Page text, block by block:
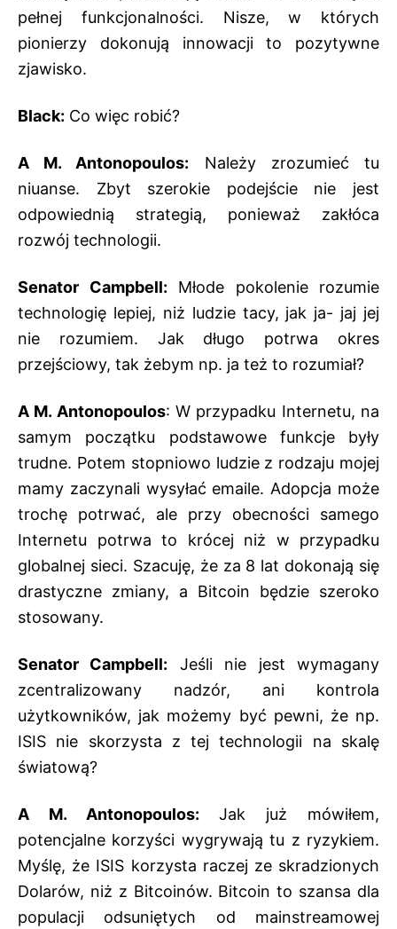
pełnej funkcjonalności. Nisze, w których
pionierzy dokonują innowacji to pozytywne
zjawisko.
Black: Co więc robić?
A M. Antonopoulos: Należy zrozumieć tu
niuanse. Zbyt szerokie podejście nie jest
odpowiednią strategią, ponieważ zakłóca
rozwój technologii.
Senator Campbell: Młode pokolenie rozumie
technologię lepiej, niż ludzie tacy, jak ja- jaj jej
nie rozumiem. Jak długo potrwa okres
przejściowy, tak żebym np. ja też to rozumiał?
A M. Antonopoulos: W przypadku Internetu, na
samym początku podstawowe funkcje były
trudne. Potem stopniowo ludzie z rodzaju mojej
mamy zaczynali wysyłać emaile. Adopcja może
trochę potrwać, ale przy obecności samego
Internetu potrwa to krócej niż w przypadku
globalnej sieci. Szacuję, że za 8 lat dokonają się
drastyczne zmiany, a Bitcoin będzie szeroko
stosowany.
Senator Campbell: Jeśli nie jest wymagany
zcentralizowany nadzór, ani kontrola
użytkowników, jak możemy być pewni, że np.
ISIS nie skorzysta z tej technologii na skalę
światową?
A M. Antonopoulos: Jak już mówiłem,
potencjalne korzyści wygrywają tu z ryzykiem.
Myślę, że ISIS korzysta raczej ze skradzionych
Dolarów, niż z Bitcoinów. Bitcoin to szansa dla
populacji odsuniętych od mainstreamowej